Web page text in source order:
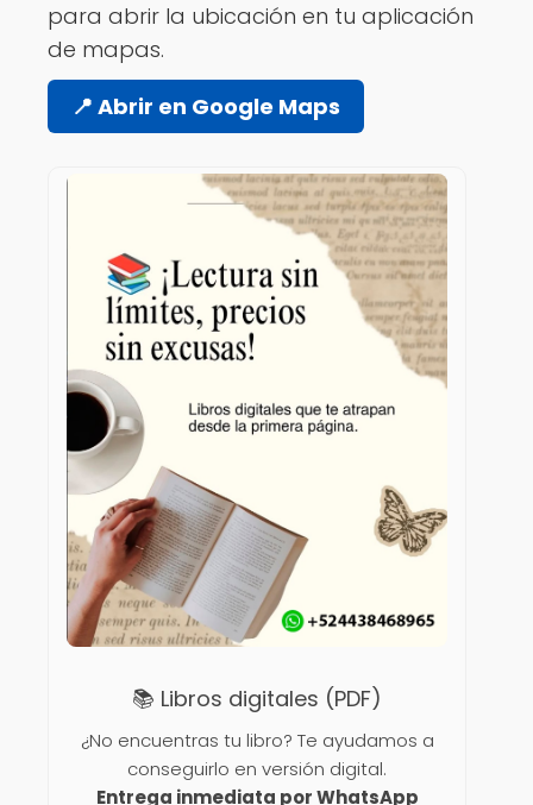
para abrir la ubicación en tu aplicación
de mapas.
📍 Abrir en Google Maps
📚 Libros digitales (PDF)
¿No encuentras tu libro? Te ayudamos a
conseguirlo en versión digital.
Entrega inmediata por WhatsApp